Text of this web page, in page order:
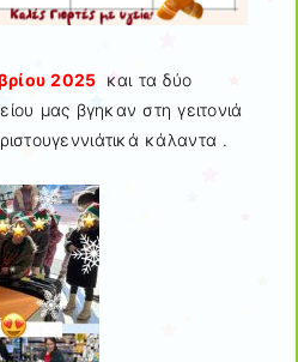
2025 και τα δύο
μας βγηκαν στη γειτονιά
κάλαντα .